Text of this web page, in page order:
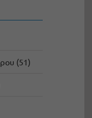
(51)